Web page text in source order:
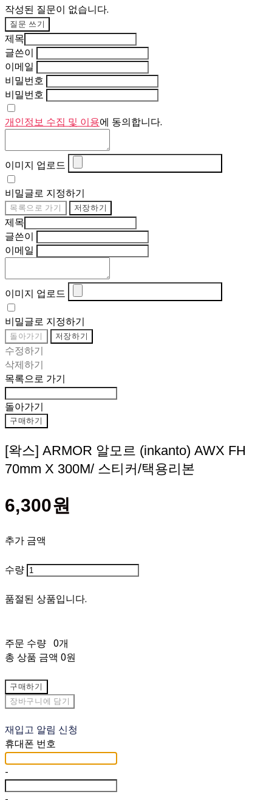
작성된 질문이 없습니다.
질문 쓰기
제목
글쓴이
이메일
비밀번호
비밀번호
개인정보 수집 및 이용에 동의합니다.
이미지 업로드
비밀글로 지정하기
목록으로 가기 저장하기
제목
글쓴이
이메일
이미지 업로드
비밀글로 지정하기
돌아가기 저장하기
수정하기
삭제하기
목록으로 가기
돌아가기
구매하기
[왁스] ARMOR 알모르 (inkanto) AWX FH
70mm X 300M/ 스티커/택용리본
6,300원
추가 금액
수량
품절된 상품입니다.
주문 수량 0개
총 상품 금액 0원
구매하기
장바구니에 담기
재입고 알림 신청
휴대폰 번호
-